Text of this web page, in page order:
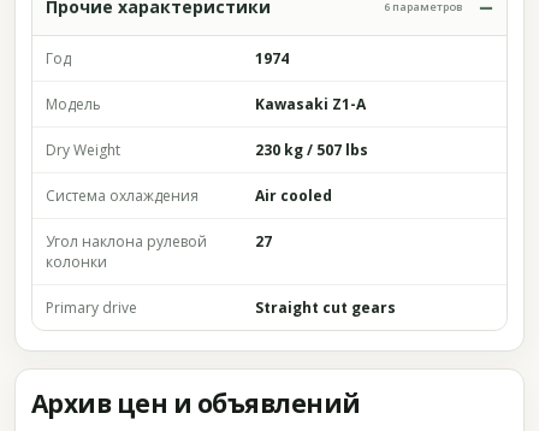
Прочие характеристики 6 параметров
Год 1974
Модель Kawasaki Z1-A
Dry Weight 230 kg / 507 lbs
Система охлаждения Air cooled
Угол наклона рулевой
колонки
27
Primary drive Straight cut gears
Архив цен и объявлений